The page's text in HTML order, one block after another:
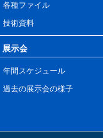
各種ファイル
技術資料
展示会
年間スケジュール
過去の展示会の様子